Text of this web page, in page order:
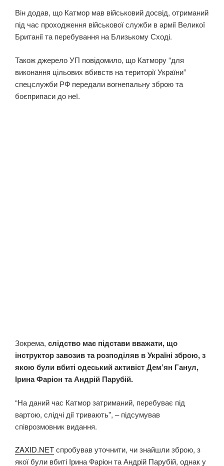
Він додав, що Катмор мав військовий досвід, отриманий
під час проходження військової служби в армії Великої
Британії та перебування на Близькому Сході.
Також джерело УП повідомило, що Катмору “для
виконання цільових вбивств на території України”
спецслужби РФ передали вогнепальну зброю та
боєприпаси до неї.
Зокрема, слідство має підстави вважати, що
інструктор завозив та розподіляв в Україні зброю, з
якою були вбиті одеський активіст Дем’ян Ганул,
Ірина Фаріон та Андрій Парубій.
“На даний час Катмор затриманий, перебуває під
вартою, слідчі дії тривають”, – підсумував
співрозмовник видання.
ZAXID.NETспробував уточнити, чи знайшли зброю, з
якої були вбиті Ірина Фаріон та Андрій Парубій, однак у